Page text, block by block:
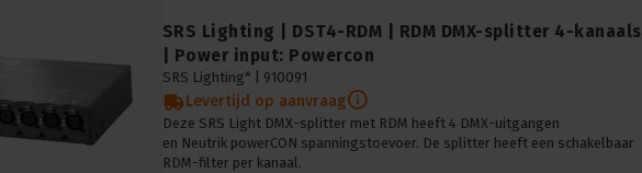
SRS Lighting | DST4-RDM | RDM DMX-splitter 4-kanaals
| Power input: Powercon
SRS Lighting* | 910091
Levertijd op aanvraag
Deze SRS Light DMX-splitter met RDM heeft 4 DMX-uitgangen
en Neutrik powerCON spanningstoevoer. De splitter heeft een schakelbaar
RDM-filter per kanaal.